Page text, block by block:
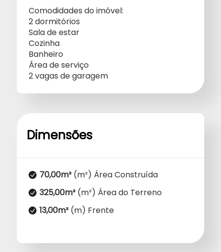
Comodidades do imóvel:
2 dormitórios
Sala de estar
Cozinha
Banheiro
Área de serviço
2 vagas de garagem
Dimensões
70,00m²(m²) Área Construída
325,00m²(m²) Área do Terreno
13,00m²(m) Frente